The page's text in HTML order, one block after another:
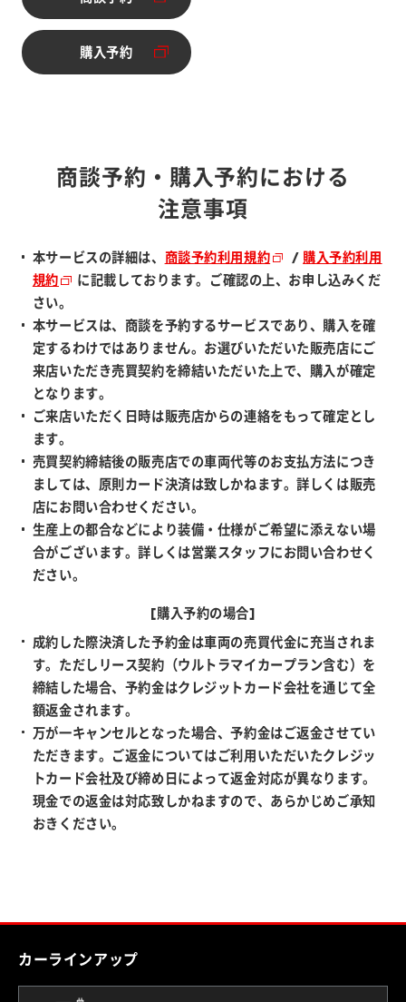
購入予約
商談予約・購入予約における
注意事項
本サービスの詳細は、 商談予約利用規約 / 購入予約利用
規約
に記載しております。ご確認の上、お申し込みくだ
さい。
本サービスは、商談を予約するサービスであり、購入を確
定するわけではありません。お選びいただいた販売店にご
来店いただき売買契約を締結いただいた上で、購入が確定
となります。
ご来店いただく日時は販売店からの連絡をもって確定とし
ます。
売買契約締結後の販売店での車両代等のお支払方法につき
ましては、原則カード決済は致しかねます。詳しくは販売
店にお問い合わせください。
生産上の都合などにより装備・仕様がご希望に添えない場
合がございます。詳しくは営業スタッフにお問い合わせく
ださい。
[購入予約の場合]
成約した際決済した予約金は車両の売買代金に充当されま
す。ただしリース契約（ウルトラマイカープラン含む）を
締結した場合、予約金はクレジットカード会社を通じて全
額返金されます。
万が一キャンセルとなった場合、予約金はご返金させてい
ただきます。ご返金についてはご利用いただいたクレジッ
トカード会社及び締め日によって返金対応が異なります。
現金での返金は対応致しかねますので、あらかじめご承知
おきください。
カーラインアップ